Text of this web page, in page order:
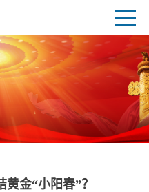
金“小阳春”？